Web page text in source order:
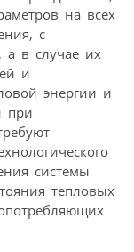
на всех
с
а в случае их
и
энергии и
при
системы
тепловых